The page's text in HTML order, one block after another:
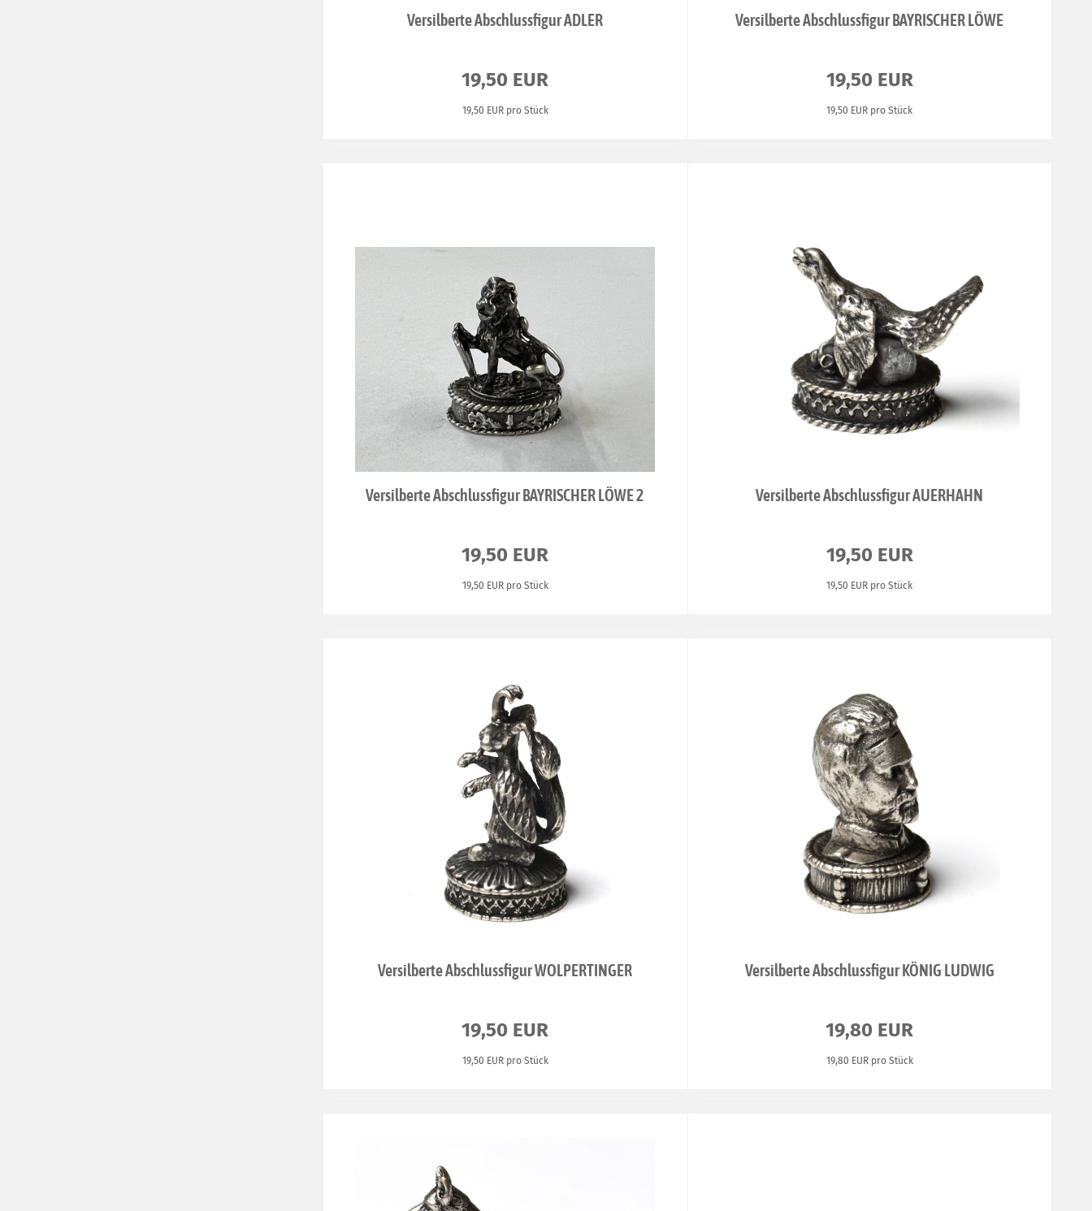
Versilberte Abschlussfigur ADLER
19,50 EUR
19,50 EUR pro Stück
Versilberte Abschlussfigur BAYRISCHER LÖWE
19,50 EUR
19,50 EUR pro Stück
Versilberte Abschlussfigur BAYRISCHER LÖWE 2
19,50 EUR
19,50 EUR pro Stück
Versilberte Abschlussfigur AUERHAHN
19,50 EUR
19,50 EUR pro Stück
Versilberte Abschlussfigur WOLPERTINGER
19,50 EUR
19,50 EUR pro Stück
Versilberte Abschlussfigur KÖNIG LUDWIG
19,80 EUR
19,80 EUR pro Stück